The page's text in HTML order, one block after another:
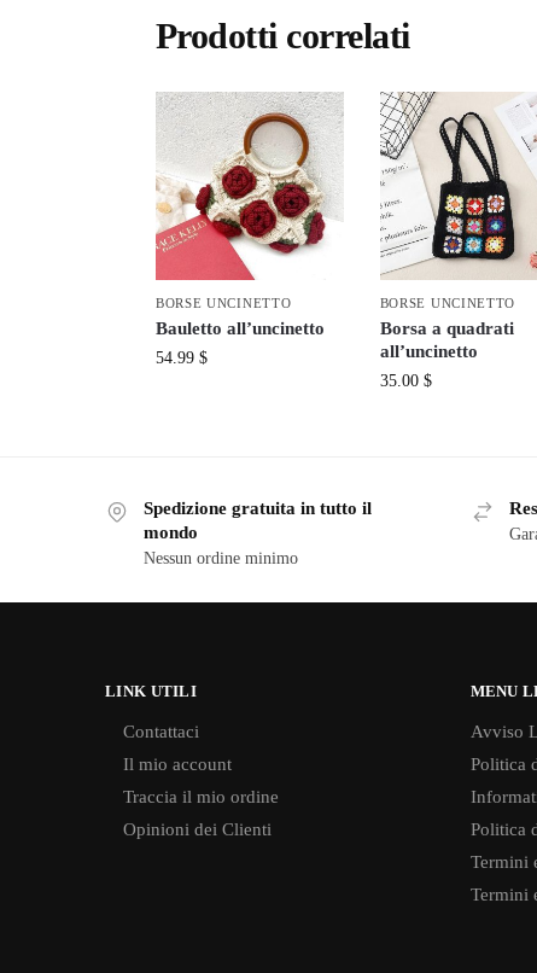
Prodotti correlati
BORSE UNCINETTO
Bauletto all’uncinetto
54.99 $
BORSE UNCINETTO
Borsa a quadrati
all’uncinetto
35.00 $
Spedizione gratuita in tutto il
mondo
Nessun ordine minimo
LINK UTILI
Contattaci
Il mio account
Traccia il mio ordine
Opinioni dei Clienti
MENU
Avviso
Politica
Politica
Termini
Termini